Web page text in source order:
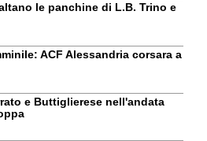
le panchine di L.B. Trino e
ACF Alessandria corsara a
e Buttiglierese nell'andata